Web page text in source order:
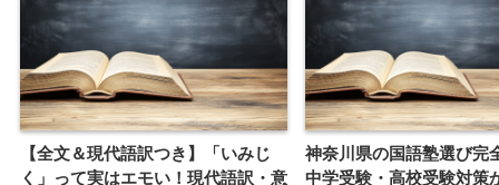
【全文＆現代語訳つき】「いみじ
く」って実はエモい！現代語訳・意
神奈川県の国語塾選び完
中学受験・高校受験対策